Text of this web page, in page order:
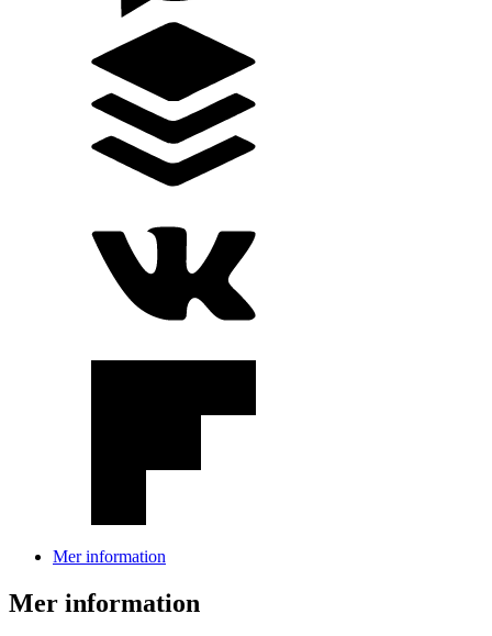
Mer information
Mer information